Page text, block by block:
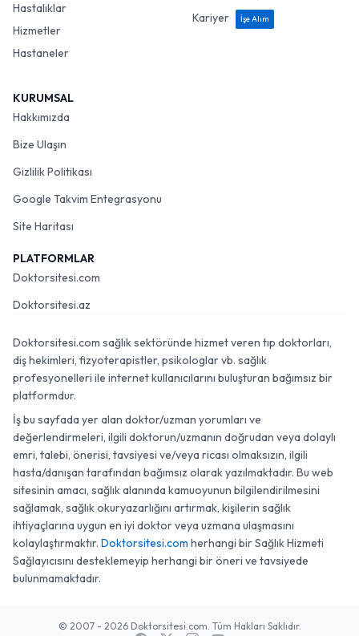
Hastalıklar
Hizmetler
Hastaneler
Kariyer
İşe Alım
KURUMSAL
Hakkımızda
Bize Ulaşın
Gizlilik Politikası
Google Takvim Entegrasyonu
Site Haritası
PLATFORMLAR
Doktorsitesi.com
Doktorsitesi.az
Doktorsitesi.com sağlık sektöründe hizmet veren tıp doktorları,
diş hekimleri, fizyoterapistler, psikologlar vb. sağlık
profesyonelleri ile internet kullanıcılarını buluşturan bağımsız bir
platformdur.
İş bu sayfada yer alan doktor/uzman yorumları ve
değerlendirmeleri, ilgili doktorun/uzmanın doğrudan veya dolaylı
emri, talebi, önerisi, tavsiyesi ve/veya ricası olmaksızın, ilgili
hasta/danışan tarafından bağımsız olarak yazılmaktadır. Bu web
sitesinin amacı, sağlık alanında kamuoyunun bilgilendirilmesini
sağlamak, sağlık okuryazarlığını artırmak, kişilerin sağlık
ihtiyaçlarına uygun en iyi doktor veya uzmana ulaşmasını
kolaylaştırmaktır. Doktorsitesi.com herhangi bir Sağlık Hizmeti
Sağlayıcısını desteklemeyip herhangi bir öneri ve tavsiyede
bulunmamaktadır.
© 2007 - 2026 Doktorsitesi.com. Tüm Hakları Saklıdır.